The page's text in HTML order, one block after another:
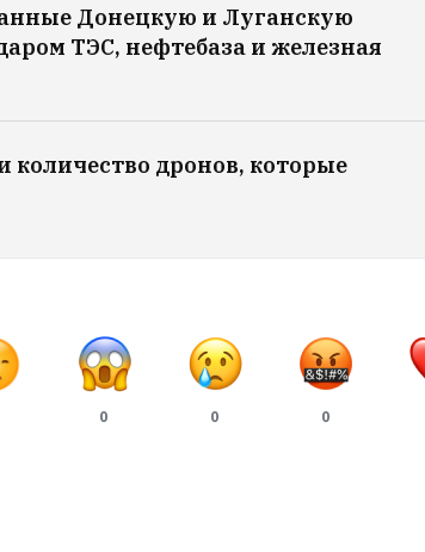
Донецкую и Луганскую
ТЭС, нефтебаза и железная
количество дронов, которые
0 0 0